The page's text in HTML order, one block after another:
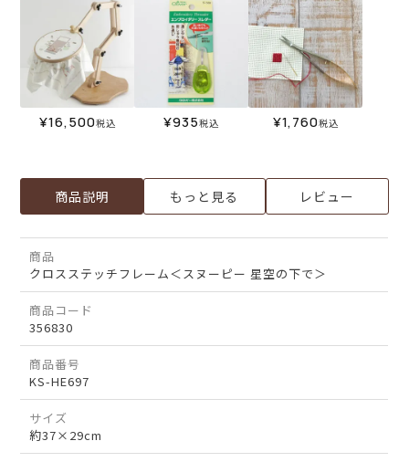
¥16,500税込 ¥935税込 ¥1,760税込
商品説明 もっと見る レビュー
商品
クロスステッチフレーム＜スヌーピー 星空の下で＞
商品コード
356830
商品番号
KS-HE697
サイズ
約37×29cm